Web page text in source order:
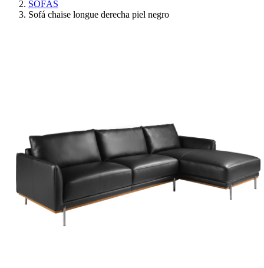
SOFÁS
Sofá chaise longue derecha piel negro